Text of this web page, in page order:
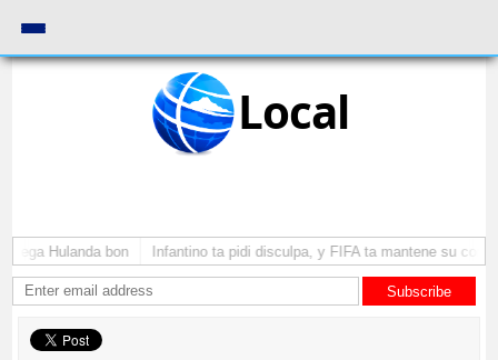
Local
Hulanda bon Infantino ta pidi disculpa, y FIFA ta mantene su como
Subscribe